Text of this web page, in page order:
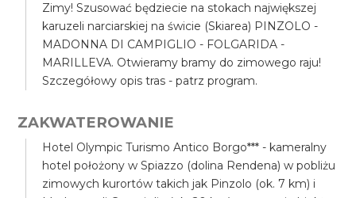
Zimy! Szusować będziecie na stokach największej
karuzeli narciarskiej na świcie (Skiarea) PINZOLO -
MADONNA DI CAMPIGLIO - FOLGARIDA -
MARILLEVA. Otwieramy bramy do zimowego raju!
Szczegółowy opis tras - patrz program.
ZAKWATEROWANIE
Hotel Olympic Turismo Antico Borgo*** - kameralny
hotel położony w Spiazzo (dolina Rendena) w pobliżu
zimowych kurortów takich jak Pinzolo (ok. 7 km) i